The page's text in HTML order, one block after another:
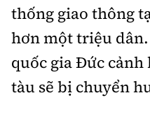
Thông tin tòa
soạn
thống giao thông
hơn một triệu
quốc gia Đức
tàu sẽ bị chuyển